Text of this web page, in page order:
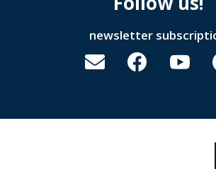
newsletter
  